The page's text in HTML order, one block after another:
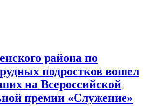
района по
подростков вошел
на Всероссийской
премии «Служение»